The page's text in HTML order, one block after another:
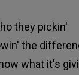
they pickin'
the
what it's